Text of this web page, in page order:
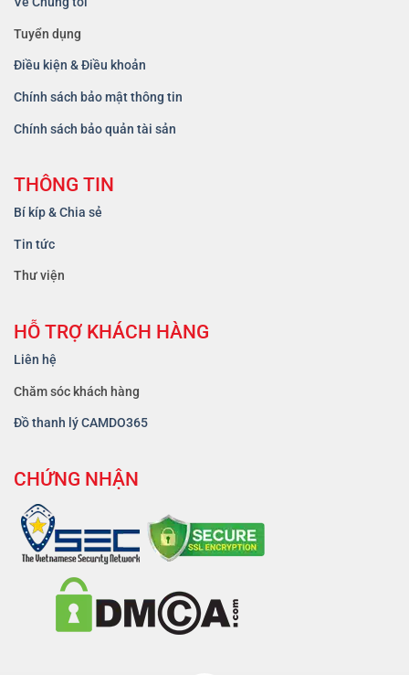
Tuyển dụng
Điều kiện & Điều khoản
Chính sách bảo mật thông tin
Chính sách bảo quản tài sản
THÔNG TIN
Bí kíp & Chia sẻ
Tin tức
Thư viện
HỖ TRỢ KHÁCH HÀNG
Liên hệ
Chăm sóc khách hàng
Đồ thanh lý CAMDO365
CHỨNG NHẬN